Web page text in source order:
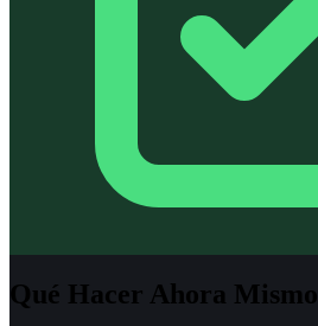
Qué Hacer Ahora Mismo